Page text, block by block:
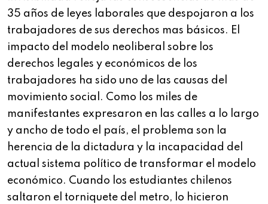
35 años de leyes laborales que despojaron a los
trabajadores de sus derechos mas básicos. El
impacto del modelo neoliberal sobre los
derechos legales y económicos de los
trabajadores ha sido uno de las causas del
movimiento social. Como los miles de
manifestantes expresaron en las calles a lo largo
y ancho de todo el país, el problema son la
herencia de la dictadura y la incapacidad del
actual sistema político de transformar el modelo
económico. Cuando los estudiantes chilenos
saltaron el torniquete del metro, lo hicieron